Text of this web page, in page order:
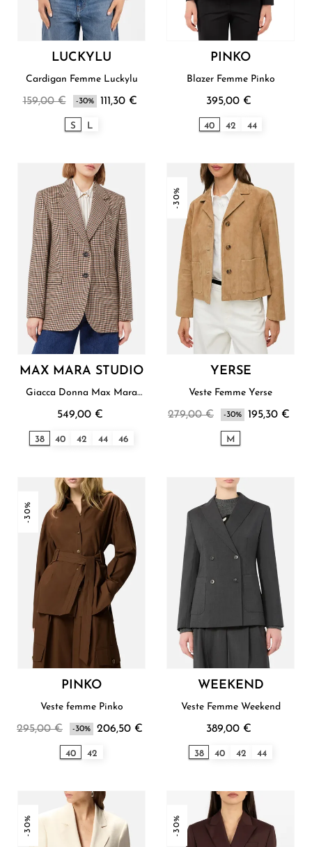
LUCKYLU
Cardigan Femme Luckylu
159,00 € -30% 111,30 €
S L
PINKO
Blazer Femme Pinko
395,00 €
40 42 44
MAX MARA STUDIO
Giacca Donna Max Mara
549,00 €
38 40 42 44 46
-30%
YERSE
Veste Femme Yerse
279,00 € -30% 195,30 €
M
-30%
PINKO
Veste femme Pinko
295,00 € -30% 206,50 €
40 42
WEEKEND
Veste Femme Weekend
389,00 €
38 40 42 44
-30% -30%